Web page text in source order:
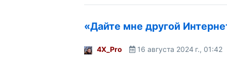
«Дайте мне другой
4X_Pro 16 августа 2024 г., 01:42